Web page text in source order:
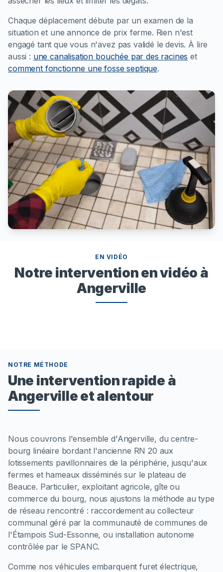
Chaque déplacement débute par un examen de la
situation et une annonce de prix ferme. Rien n'est
engagé tant que vous n'avez pas validé le devis. À lire
aussi : une canalisation bouchée par des racines et
comment fonctionne une fosse septique.
EN VIDÉO
Notre intervention en vidéo à
Angerville
NOTRE MÉTHODE
Une intervention rapide à
Angerville et alentour
Nous couvrons l'ensemble d'Angerville, du centre-
bourg linéaire bordant l'ancienne RN 20 aux
lotissements pavillonnaires de la périphérie, jusqu'aux
fermes et hameaux disséminés sur le plateau de
Beauce. Particulier, exploitant agricole, gîte ou
commerce du bourg, nous ajustons la méthode au type
de réseau rencontré : raccordement au collecteur
communal géré par la communauté de communes de
l'Étampois Sud-Essonne, ou installation autonome
contrôlée par le SPANC.
Comme nos véhicules embarquent furet électrique,